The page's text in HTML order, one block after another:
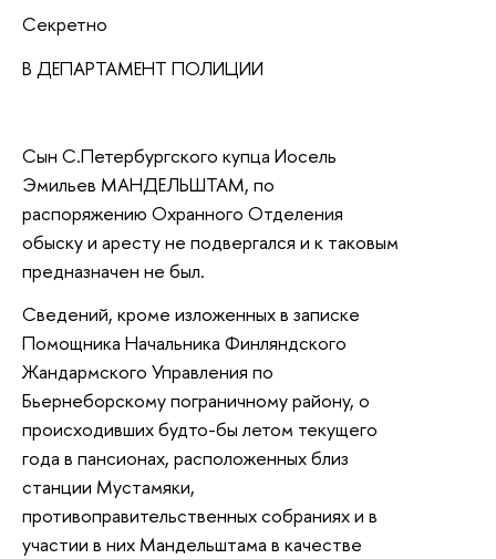
Секретно
В ДЕПАРТАМЕНТ ПОЛИЦИИ
Сын С.Петербургского купца Иосель
Эмильев МАНДЕЛЬШТАМ, по
распоряжению Охранного Отделения
обыску и аресту не подвергался и к таковым
предназначен не был.
Сведений, кроме изложенных в записке
Помощника Начальника Финляндского
Жандармского Управления по
Бьернеборскому пограничному району, о
происходивших будто-бы летом текущего
года в пансионах, расположенных близ
станции Мустамяки,
противоправительственных собраниях и в
участии в них Мандельштама в качестве